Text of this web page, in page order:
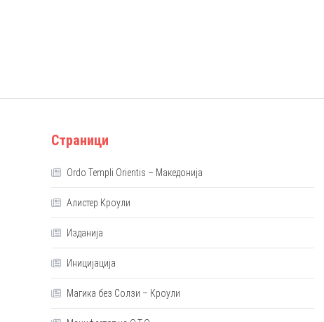
Страници
Ordo Templi Orientis – Македонија
Алистер Кроули
Изданија
Иницијација
Магика без Солзи – Кроули